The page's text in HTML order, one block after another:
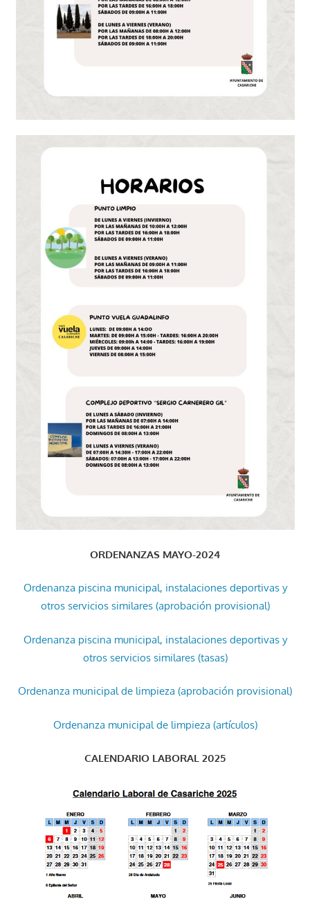
ORDENANZAS MAYO-2024
Ordenanza piscina municipal, instalaciones deportivas y
otros servicios similares (aprobación provisional)
Ordenanza piscina municipal, instalaciones deportivas y
otros servicios similares (tasas)
Ordenanza municipal de limpieza (aprobación provisional)
Ordenanza municipal de limpieza (artículos)
CALENDARIO LABORAL 2025